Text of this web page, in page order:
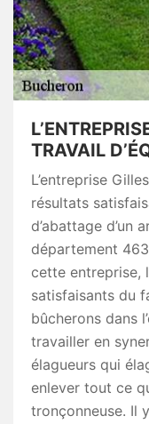
TRAVAIL
L’entreprise
résultats
d’abattage d’un
département
cette entreprise,
satisfaisants du
bûcherons dans
travailler en
élagueurs qui
enlever tout ce
tronçonneuse. Il